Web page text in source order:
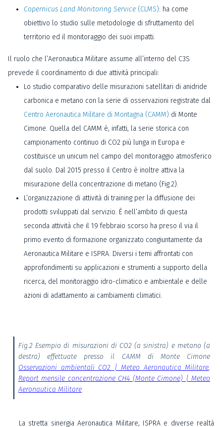
Copernicus Land Monitoring Service (CLMS): ha come
obiettivo lo studio sulle metodologie di sfruttamento del
territorio ed il monitoraggio dei suoi impatti.
Il ruolo che l’Aeronautica Militare assume all’interno del C3S
prevede il coordinamento di due attività principali:
Lo studio comparativo delle misurazioni satellitari di anidride
carbonica e metano con la serie di osservazioni registrate dal
Centro Aeronautica Militare di Montagna (CAMM) di Monte
Cimone. Quella del CAMM è, infatti, la serie storica con
campionamento continuo di CO2 più lunga in Europa e
costituisce un unicum nel campo del monitoraggio atmosferico
dal suolo. Dal 2015 presso il Centro è inoltre attiva la
misurazione della concentrazione di metano (Fig.2).
L’organizzazione di attività di training per la diffusione dei
prodotti sviluppati dal servizio. È nell’ambito di questa
seconda attività che il 19 febbraio scorso ha preso il via il
primo evento di formazione organizzato congiuntamente da
Aeronautica Militare e ISPRA. Diversi i temi affrontati con
approfondimenti su applicazioni e strumenti a supporto della
ricerca, del monitoraggio idro-climatico e ambientale e delle
azioni di adattamento ai cambiamenti climatici.
Fig.2 Esempio di misurazioni di CO2 (a sinistra) e metano (a
destra) effettuate presso il CAMM di Monte Cimone
Osservazioni ambientali CO2 | Meteo Aeronautica Militare,
Report mensile concentrazione CH4 (Monte Cimone) | Meteo
Aeronautica Militare
La stretta sinergia Aeronautica Militare, ISPRA e diverse realtà